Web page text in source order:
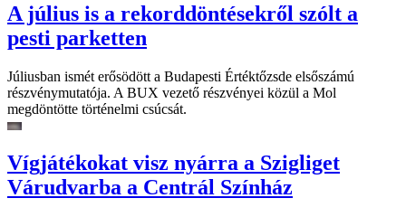
A július is a rekorddöntésekről szólt a
pesti parketten
Júliusban ismét erősödött a Budapesti Értéktőzsde elsőszámú
részvénymutatója. A BUX vezető részvényei közül a Mol
megdöntötte történelmi csúcsát.
Vígjátékokat visz nyárra a Szigliget
Várudvarba a Centrál Színház